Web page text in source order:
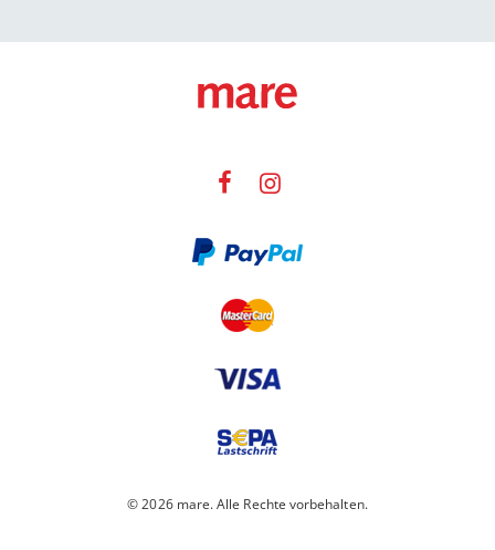
© 2026 mare. Alle Rechte vorbehalten.